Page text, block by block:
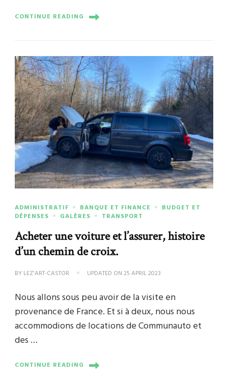
CONTINUE READING
ADMINISTRATIF BANQUE ET FINANCE
BUDGET ET
DÉPENSES
GALÈRES TRANSPORT
Acheter une voiture et l’assurer, histoire
d’un chemin de croix.
BY LEZ'ART-CASTOR UPDATED ON 25 APRIL 2023
Nous allons sous peu avoir de la visite en
provenance de France. Et si à deux, nous nous
accommodions de locations de Communauto et
des …
CONTINUE READING